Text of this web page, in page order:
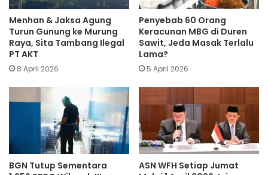
Menhan & Jaksa Agung
Turun Gunung ke Murung
Raya, Sita Tambang Ilegal
PT AKT
8 April 2026
Penyebab 60 Orang
Keracunan MBG di Duren
Sawit, Jeda Masak Terlalu
Lama?
5 April 2026
BGN Tutup Sementara
ASN WFH Setiap Jumat